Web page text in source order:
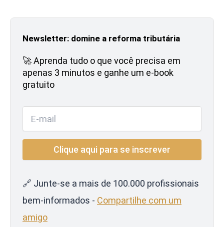
Newsletter: domine a reforma tributária
🚀 Aprenda tudo o que você precisa em
apenas 3 minutos e ganhe um e-book
gratuito
🔗 Junte-se a mais de 100.000 profissionais
bem-informados - Compartilhe com um
amigo